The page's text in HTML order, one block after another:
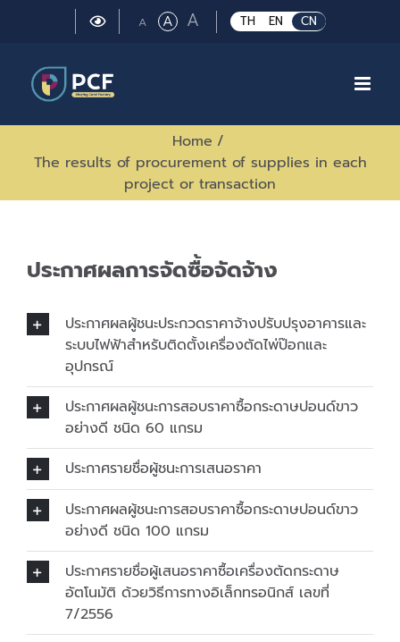
TH EN CN
A Small
ARegular
ALarge
font
Home /
The results of procurement of supplies in each
project or transaction
ประกาศผลการจัดซื้อจัดจ้าง
ประกาศผลผู้ชนะประกวดราคาจ้างปรับปรุงอาคารและ
ระบบไฟฟ้าสำหรับติดตั้งเครื่องตัดไพ่ป๊อกและ
อุปกรณ์
ประกาศผลผู้ชนะการสอบราคาซื้อกระดาษปอนด์ขาว
อย่างดี ชนิด 60 แกรม
ประกาศรายชื่อผู้ชนะการเสนอราคา
ประกาศผลผู้ชนะการสอบราคาซื้อกระดาษปอนด์ขาว
อย่างดี ชนิด 100 แกรม
ประกาศรายชื่อผู้เสนอราคาซื้อเครื่องตัดกระดาษ
อัตโนมัติ ด้วยวิธีการทางอิเล็กทรอนิกส์ เลขที่
7/2556